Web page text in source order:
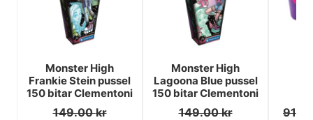
Monster High
Frankie Stein pussel
150 bitar Clementoni
149.00kr
Monster High
Lagoona Blue pussel
150 bitar Clementoni
149.00kr